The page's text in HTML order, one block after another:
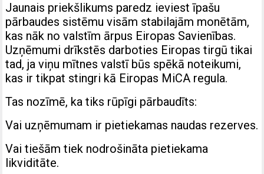
Jaunais priekšlikums paredz ieviest īpašu
pārbaudes sistēmu visām stabilajām monētām,
kas nāk no valstīm ārpus Eiropas Savienības.
Uzņēmumi drīkstēs darboties Eiropas tirgū tikai
tad, ja viņu mītnes valstī būs spēkā noteikumi,
kas ir tikpat stingri kā Eiropas MiCA regula.
Tas nozīmē, ka tiks rūpīgi pārbaudīts:
Vai uzņēmumam ir pietiekamas naudas rezerves.
Vai tiešām tiek nodrošināta pietiekama
likviditāte.